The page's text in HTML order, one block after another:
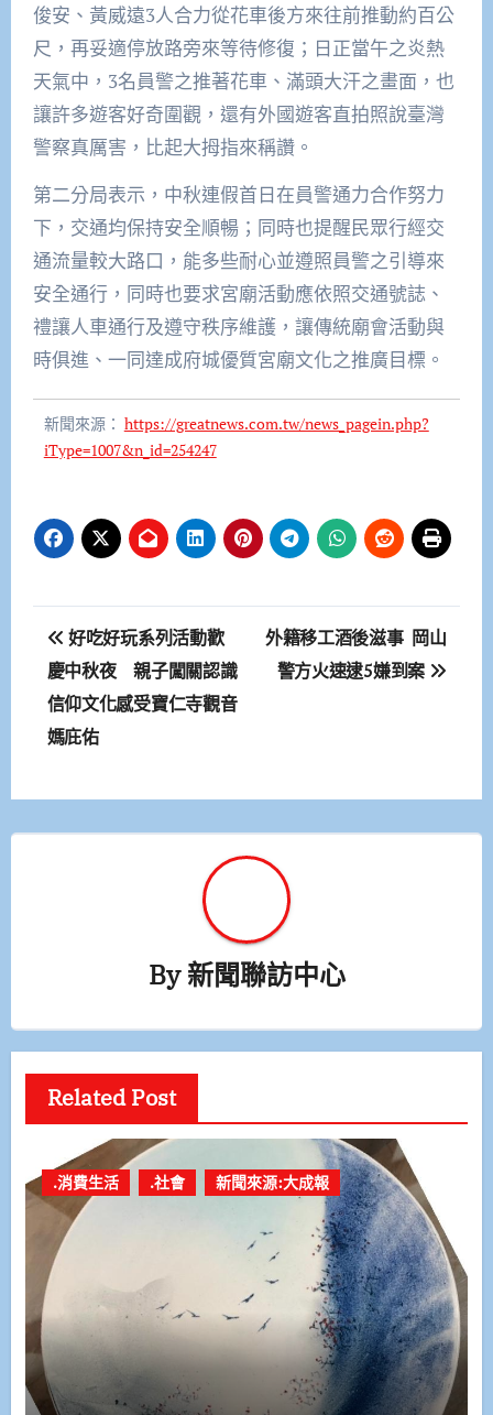
俊安、黃威遠3人合力從花車後方來往前推動約百公
尺，再妥適停放路旁來等待修復；日正當午之炎熱
天氣中，3名員警之推著花車、滿頭大汗之畫面，也
讓許多遊客好奇圍觀，還有外國遊客直拍照說臺灣
警察真厲害，比起大拇指來稱讚。
第二分局表示，中秋連假首日在員警通力合作努力
下，交通均保持安全順暢；同時也提醒民眾行經交
通流量較大路口，能多些耐心並遵照員警之引導來
安全通行，同時也要求宮廟活動應依照交通號誌、
禮讓人車通行及遵守秩序維護，讓傳統廟會活動與
時俱進、一同達成府城優質宮廟文化之推廣目標。
新聞來源： https://greatnews.com.tw/news_pagein.php?
iType=1007&n_id=254247
文
章
導
覽
好吃好玩系列活動歡
慶中秋夜 親子闖關認識
信仰文化感受寶仁寺觀音
媽庇佑
外籍移工酒後滋事 岡山
警方火速逮5嫌到案
By新聞聯訪中心
Related Post
.消費生活 .社會 新聞來源:大成報